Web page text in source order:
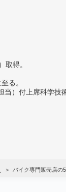
取得。
る。
）付上席科学技
バイク専門販売店の